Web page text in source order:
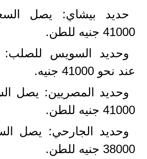
حديد بيشاي: يصل
41000 جنيه للطن.
وحديد السويس للصلب:
عند نحو 41000 جنيه.
وحديد المصريين: يصل
41000 جنيه للطن.
وحديد الجارحي: يصل
38000 جنيه للطن.